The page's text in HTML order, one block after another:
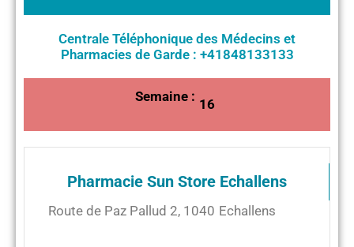
Centrale Téléphonique des Médecins et
Pharmacies de Garde : +41848133133
Semaine : 16
Pharmacie Sun Store Echallens
Route de Paz Pallud 2, 1040 Echallens